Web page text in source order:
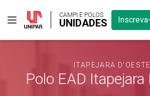
CAMPI E POLOS
UNIDADES
ITAPEJARA D'OESTE
Polo EAD Itapejara